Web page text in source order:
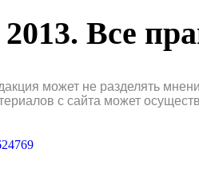
2013. Все
может не разделять
с сайта может